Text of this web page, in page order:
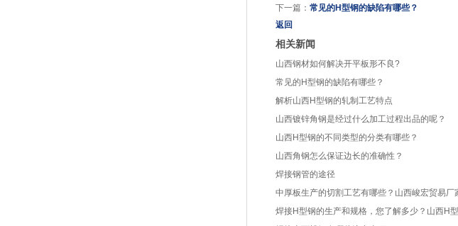
下一篇： 常见的H型钢的缺陷有哪些？
返回
相关新闻
山西钢材如何解决开平板形不良?
常见的H型钢的缺陷有哪些？
解析山西H型钢的轧制工艺特点
山西镀锌角钢是经过什么加工过程出品的呢？
山西H型钢的不同类型的分类有哪些？
山西角钢怎么保证边长的准确性？
焊接钢管的途径
中厚板生产的切割工艺有哪些？山西峻宏贸易厂
焊接H型钢的生产和规格，您了解多少？山西H